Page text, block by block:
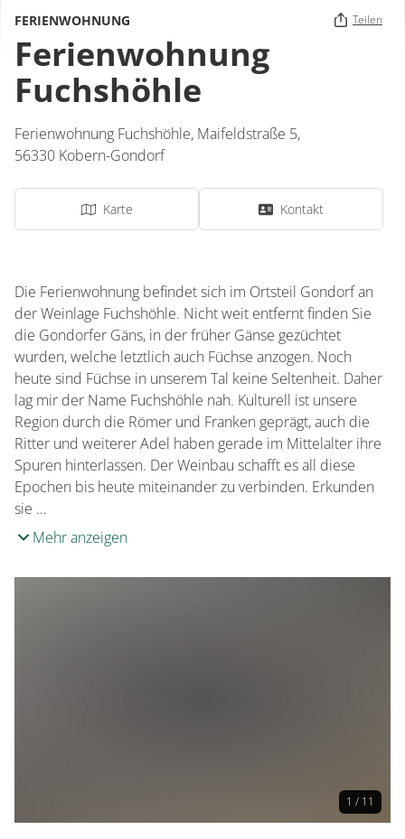
FERIENWOHNUNG Teilen
Ferienwohnung
Fuchshöhle
Ferienwohnung Fuchshöhle, Maifeldstraße 5,
56330 Kobern-Gondorf
Karte Kontakt
Die Ferienwohnung befindet sich im Ortsteil Gondorf an
der Weinlage Fuchshöhle. Nicht weit entfernt finden Sie
die Gondorfer Gäns, in der früher Gänse gezüchtet
wurden, welche letztlich auch Füchse anzogen. Noch
heute sind Füchse in unserem Tal keine Seltenheit. Daher
lag mir der Name Fuchshöhle nah. Kulturell ist unsere
Region durch die Römer und Franken geprägt, auch die
Ritter und weiterer Adel haben gerade im Mittelalter ihre
Spuren hinterlassen. Der Weinbau schafft es all diese
Epochen bis heute miteinander zu verbinden. Erkunden
sie …
Mehr anzeigen
1 / 11